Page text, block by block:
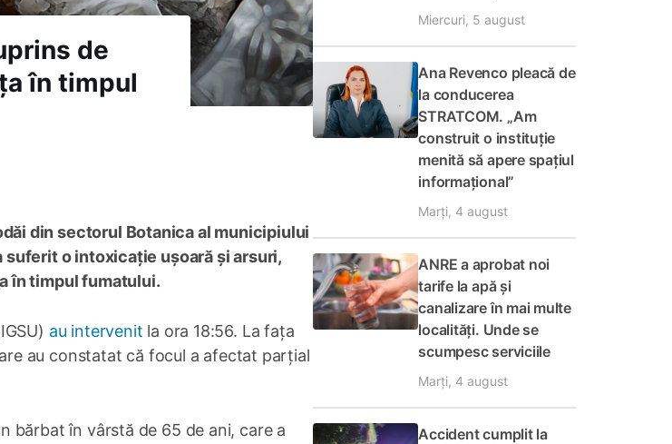
de
în timpul
din sectorul Botanica al municipiului
o intoxicație ușoară și arsuri,
în timpul fumatului.
au intervenit la ora 18:56. La fața
au constatat că focul a afectat parțial
bărbat în vârstă de 65 de ani, care a
Miercuri, 5 august
Ana Revenco pleacă de
la conducerea
STRATCOM. „Am
construit o instituție
menită să apere spațiul
informațional”
Marți, 4 august
ANRE a aprobat noi
tarife la apă și
canalizare în mai multe
localități. Unde se
scumpesc serviciile
Marți, 4 august
Accident cumplit la